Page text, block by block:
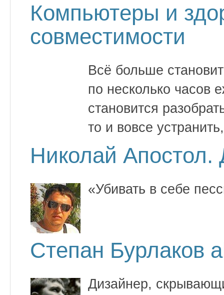
Компьютеры и
совместимости
Всё больше
по несколько часов
становится
то и вовсе
Николай Апостол.
«Убивать в себе
Степан Бурлаков
Дизайнер,